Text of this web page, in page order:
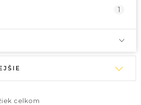
1
celkom